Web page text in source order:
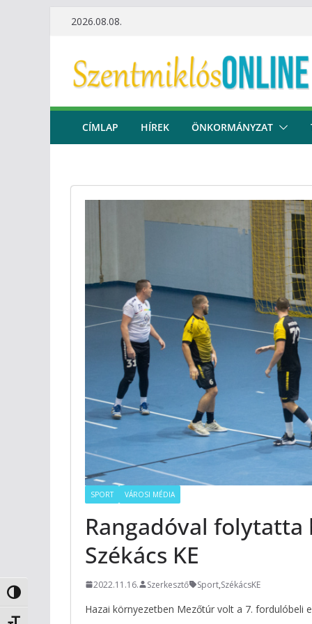
Nagy kontraszt váltása
2026.08.08.
CÍMLAP HÍREK ÖNKORMÁNYZAT
SPORT VÁROSI MÉDIA
Rangadóval folytatta
Székács KE
2022.11.16. Szerkesztő Sport,SzékácsKE
Hazai környezetben Mezőtúr volt a 7. fordulóbeli